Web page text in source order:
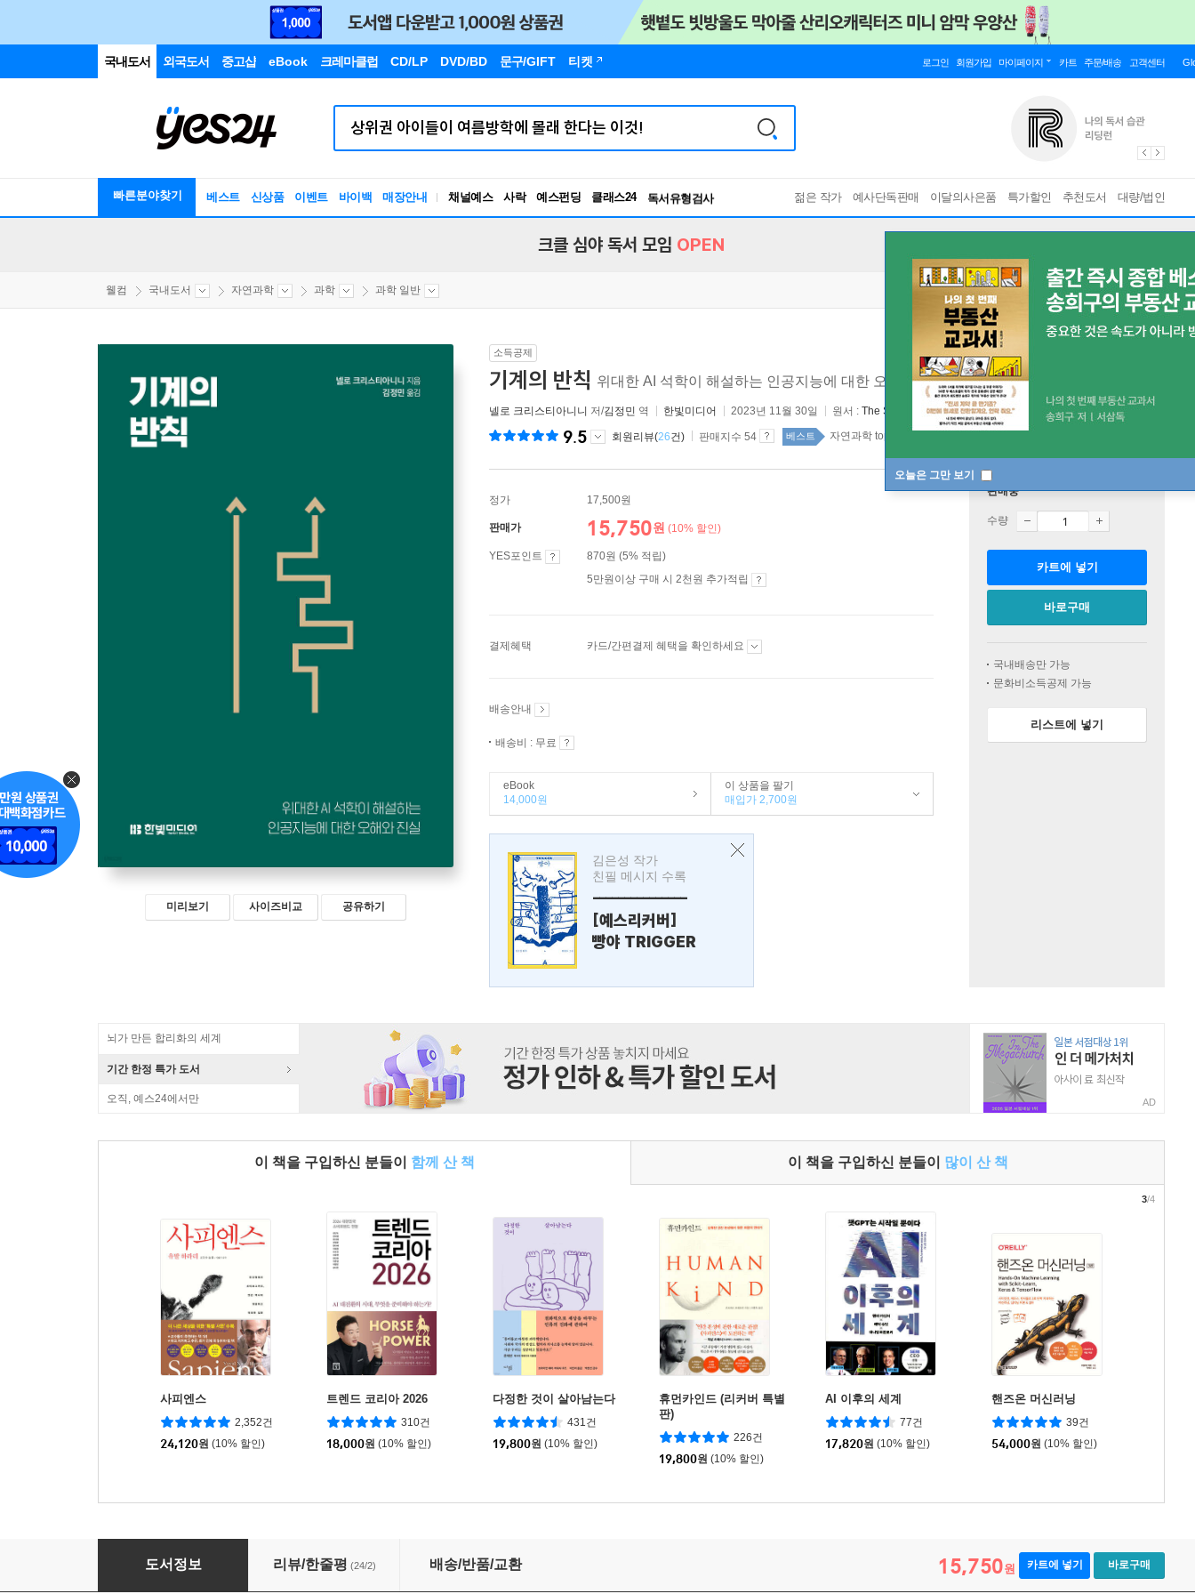
국내도서 외국도서 중고샵 eBook 크레마클럽 CD/LP DVD/BD 문구/GIFT 티켓 로그인 회원가입 마이페이지 카트 주문/배송 고객센터
빠른분야찾기 베스트 신상품 이벤트 바이백 매장안내 채널예스 사락 예스펀딩 클래스24
독서유형검사
RBTI Lab
젊은 작가 예사단독판매 이달의사은품 특가할인 추천도서 대량/법인
오늘은 그만 보기
크클 심야 독서 모임 OPEN
웰컴 국내도서 자연과학 과학 과학 일반
미리보기 사이즈비교 공유하기
소득공제
기계의 반칙 위대한 AI 석학이 해설하는 인공지능에 대한 오해와 진실
넬로 크리스티아니니 저/김정민 역 한빛미디어 2023년 11월 30일 원서 : The Shortcut
9.5 회원리뷰(26건) 판매지수 54 베스트 자연과학 top100 1주
정가 17,500원
판매가 15,750원 (10% 할인)
YES포인트
870원 (5% 적립)
5만원이상 구매 시 2천원 추가적립
결제혜택 카드/간편결제 혜택을 확인하세요
배송안내
배송비 : 무료
eBook
14,000원
이 상품을 팔기
매입가 2,700원
김은성 작가
친필 메시지 수록
---------------
[예스리커버]
빵야 TRIGGER
판매중
수량
카트에 넣기
바로구매
국내배송만 가능
문화비소득공제 가능
리스트에 넣기
뇌가 만든 합리화의 세계
기간 한정 특가 도서
오직, 예스24에서만 AD
이 책을 구입하신 분들이 함께 산 책 이 책을 구입하신 분들이 많이 산 책
사피엔스
2,352건
24,120원 (10% 할인)
트렌드 코리아 2026
310건
18,000원 (10% 할인)
다정한 것이 살아남는다
431건
19,800원 (10% 할인)
휴먼카인드 (리커버 특별
판)
226건
19,800원 (10% 할인)
AI 이후의 세계
77건
17,820원 (10% 할인)
핸즈온 머신러닝
39건
54,000원 (10% 할인)
3/4
기계의 반칙
도서정보 리뷰/한줄평 (24/2) 배송/반품/교환 15,750원 카트에 넣기 바로구매